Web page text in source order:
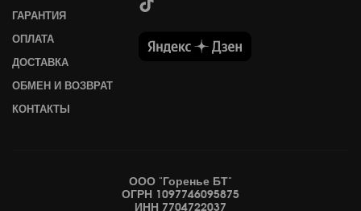
ГАРАНТИЯ
ОПЛАТА
ДОСТАВКА
ОБМЕН И ВОЗВРАТ
КОНТАКТЫ
ООО "Горенье БТ"
ОГРН 1097746095875
ИНН 7704722037